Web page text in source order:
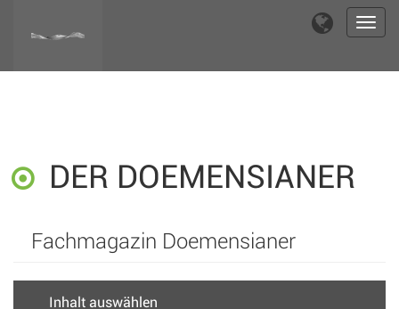
DER DOEMENSIANER
Fachmagazin Doemensianer
Inhalt auswählen